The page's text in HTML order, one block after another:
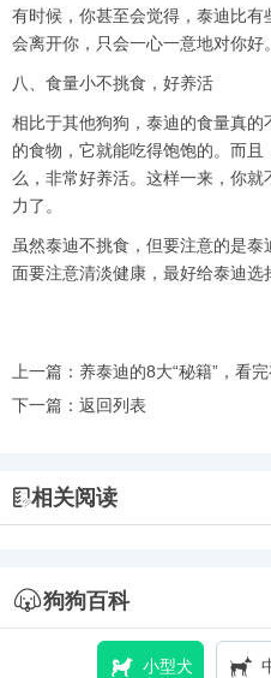
有时候，你甚至会觉得，泰迪比
会离开你，只会一心一意地对你好。
八、食量小不挑食，好养活
相比于其他狗狗，泰迪的食量真
的食物，它就能吃得饱饱的。而
么，非常好养活。这样一来，你
力了。
虽然泰迪不挑食，但要注意的是
面要注意清淡健康，最好给泰迪选
上一篇： 养泰迪的8大“秘籍”，看
下一篇： 返回列表
相关阅读
狗狗百科
小型犬